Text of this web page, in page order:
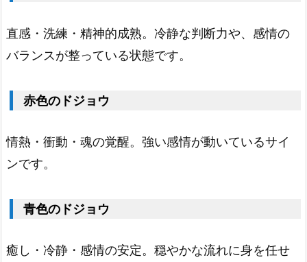
ョ
ウ
金
の
ョ
1.
直感・洗練・精神的成熟。冷静な判断力や、感情の
バランスが整っている状態です。
赤色のドジョウ
情熱・衝動・魂の覚醒。強い感情が動いているサイ
ンです。
青色のドジョウ
癒し・冷静・感情の安定。穏やかな流れに身を任せ